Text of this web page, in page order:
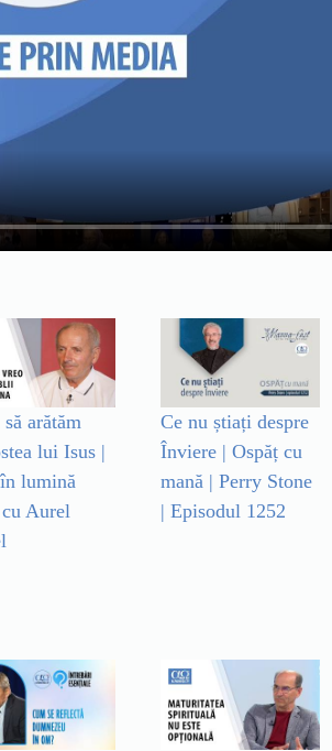
arătăm
lui Isus |
lumină
Aurel
Ce nu știați despre
Înviere | Ospăț cu
mană | Perry Stone
| Episodul 1252